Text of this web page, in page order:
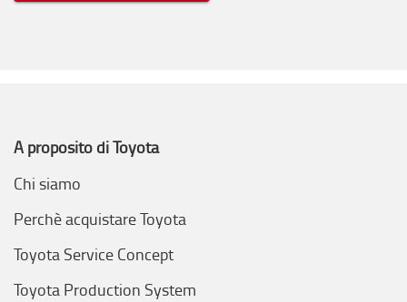
A proposito di Toyota
Chi siamo
Perchè acquistare Toyota
Toyota Service Concept
Toyota Production System